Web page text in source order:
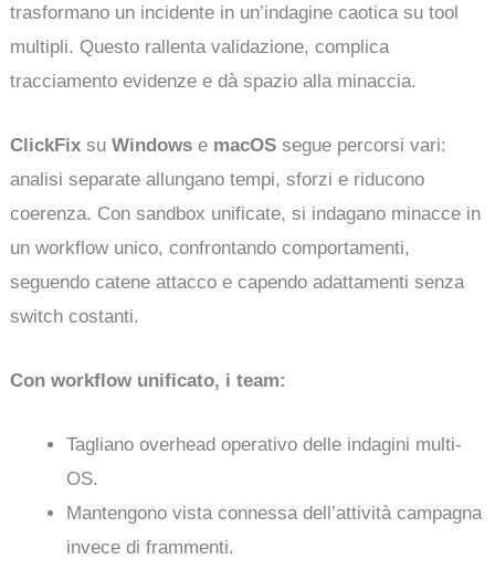
trasformano un incidente in un’indagine caotica su tool
multipli. Questo rallenta validazione, complica
tracciamento evidenze e dà spazio alla minaccia.
ClickFix suWindows e macOS segue percorsi vari:
analisi separate allungano tempi, sforzi e riducono
coerenza. Con sandbox unificate, si indagano minacce in
un workflow unico, confrontando comportamenti,
seguendo catene attacco e capendo adattamenti senza
switch costanti.
Con workflow unificato, i team:
Tagliano overhead operativo delle indagini multi-
OS.
Mantengono vista connessa dell’attività campagna
invece di frammenti.